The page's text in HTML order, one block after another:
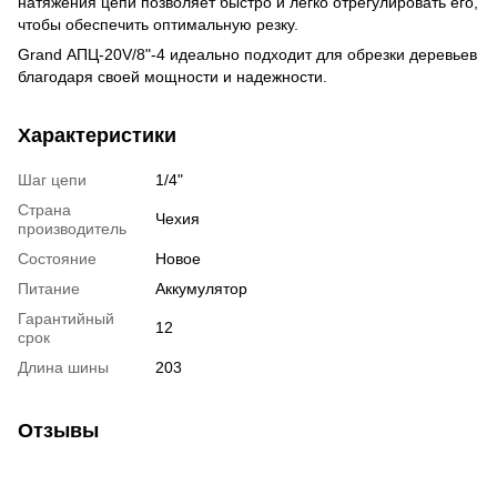
чтобы обеспечить оптимальную резку.
Grand АПЦ-20V/8"-4 идеально подходит для обрезки деревьев
благодаря своей мощности и надежности.
Характеристики
Шаг цепи
1/4"
Страна
производитель
Чехия
Состояние
Новое
Питание
Аккумулятор
Гарантийный
срок
12
Длина шины 203
Отзывы